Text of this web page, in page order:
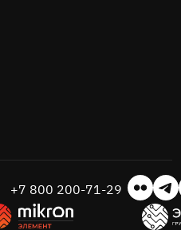
+7 800 200-71-29